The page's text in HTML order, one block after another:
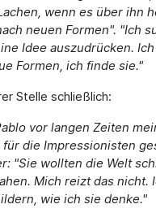
wenn es über ihn
neuen Formen". "Ich
Idee auszudrücken.
Formen, ich finde sie."
Stelle schließlich:
vor langen Zeiten
für die Impressionisten
"Sie wollten die Welt
Mich reizt das nicht.
wie ich sie denke."